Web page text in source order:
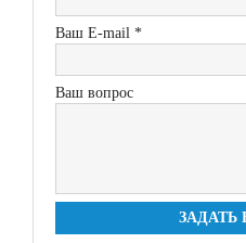
Ваш E-mail *
Ваш вопрос
ЗАДАТЬ